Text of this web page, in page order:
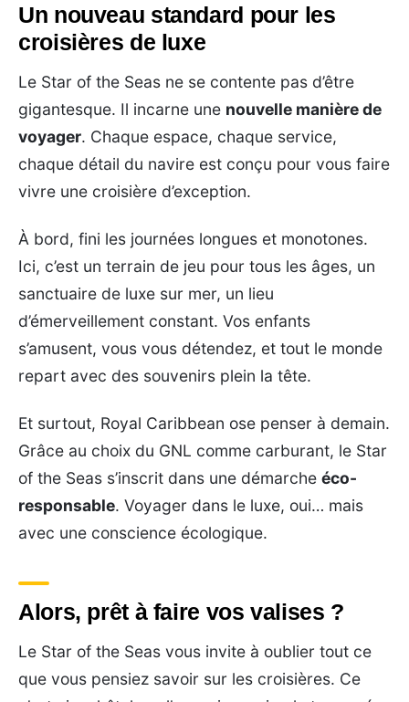
Un nouveau standard pour les
croisières de luxe
Le Star of the Seas ne se contente pas d’être
gigantesque. Il incarne une nouvelle manière de
voyager. Chaque espace, chaque service,
chaque détail du navire est conçu pour vous faire
vivre une croisière d’exception.
À bord, fini les journées longues et monotones.
Ici, c’est un terrain de jeu pour tous les âges, un
sanctuaire de luxe sur mer, un lieu
d’émerveillement constant. Vos enfants
s’amusent, vous vous détendez, et tout le monde
repart avec des souvenirs plein la tête.
Et surtout, Royal Caribbean ose penser à demain.
Grâce au choix du GNL comme carburant, le Star
of the Seas s’inscrit dans une démarche éco-
responsable. Voyager dans le luxe, oui… mais
avec une conscience écologique.
Alors, prêt à faire vos valises ?
Le Star of the Seas vous invite à oublier tout ce
que vous pensiez savoir sur les croisières. Ce